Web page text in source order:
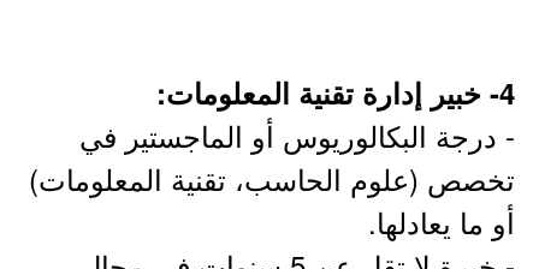
4- خبير إدارة تقنية المعلومات:
- درجة البكالوريوس أو الماجستير في
تخصص (علوم الحاسب، تقنية المعلومات)
أو ما يعادلها.